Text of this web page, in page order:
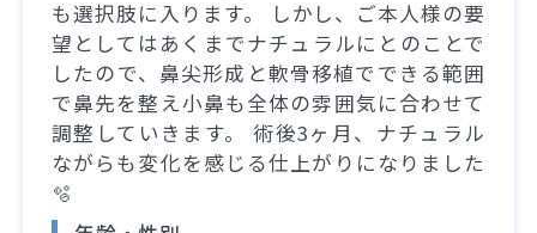
も選択肢に入ります。 しかし、ご本人様の要
望としてはあくまでナチュラルにとのことで
したので、鼻尖形成と軟骨移植でできる範囲
で鼻先を整え小鼻も全体の雰囲気に合わせて
調整していきます。 術後3ヶ月、ナチュラル
ながらも変化を感じる仕上がりになりました
🫧